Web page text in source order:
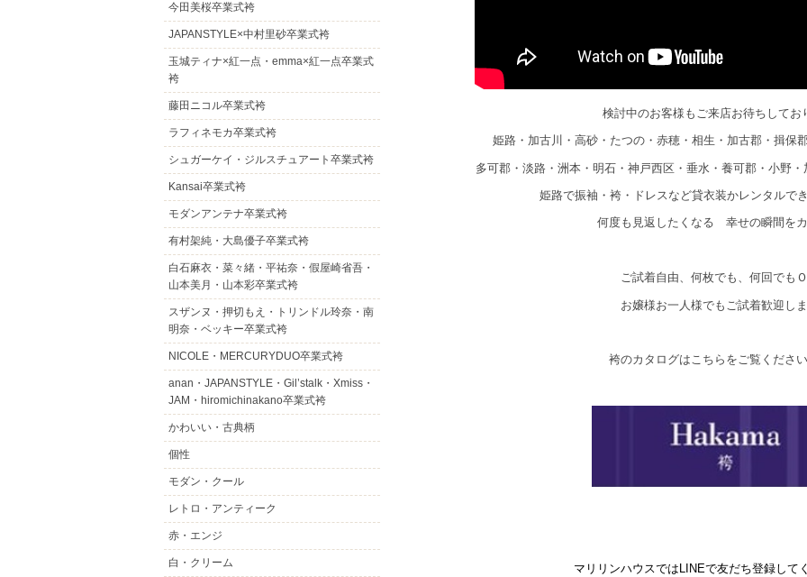
検討中のお客様もご来店お待ちしてお
姫路・加古川・高砂・たつの・赤穂・相生・加古郡・揖保
多可郡・淡路・洲本・明石・神戸西区・垂水・養可郡・小野
姫路で振袖・袴・ドレスなど貸衣装かレンタルで
何度も見返したくなる 幸せの瞬間を
ご試着自由、何枚でも、何回でも
お嬢様お一人様でもご試着歓迎し
袴のカタログはこちらをご覧くださ
マリリンハウスではLINEで友だち登録して
今田美桜卒業式袴
JAPANSTYLE×中村里砂卒業式袴
玉城ティナ×紅一点・emma×紅一点卒業式
袴
藤田ニコル卒業式袴
ラフィネモカ卒業式袴
シュガーケイ・ジルスチュアート卒業式袴
Kansai卒業式袴
モダンアンテナ卒業式袴
有村架純・大島優子卒業式袴
白石麻衣・菜々緒・平祐奈・假屋崎省吾・
山本美月・山本彩卒業式袴
スザンヌ・押切もえ・トリンドル玲奈・南
明奈・ベッキー卒業式袴
NICOLE・MERCURYDUO卒業式袴
anan・JAPANSTYLE・Gil’stalk・Xmiss・
JAM・hiromichinakano卒業式袴
かわいい・古典柄
個性
モダン・クール
レトロ・アンティーク
赤・エンジ
白・クリーム